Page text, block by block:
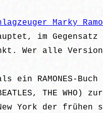
Marky
im
Wer alle
ein RAMONES-
THE WHO)
York der frühen